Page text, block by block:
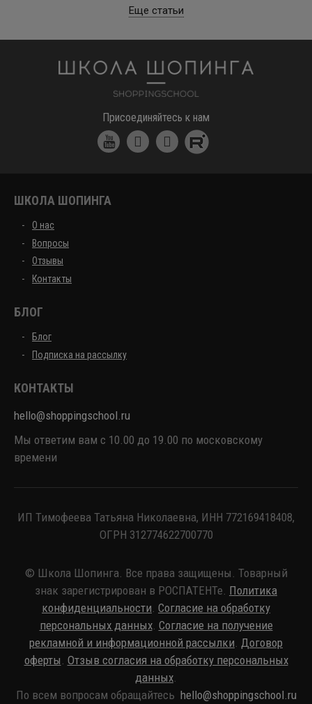
Еще статьи
Присоединяйтесь к нам
ШКОЛА ШОПИНГА
О нас
Вопросы
Отзывы
Контакты
БЛОГ
Блог
Подписка на рассылку
КОНТАКТЫ
hello@shoppingschool.ru
Мы ответим вам с 10.00 до 19.00 по московскому
времени
ИП Тимофеева Татьяна Николаевна, ИНН 772169418408,
ОГРН 312774622700770
© Школа Шопинга. Все права защищены. Товарный
знак зарегистрирован в РОСПАТЕНТе. Политика
конфиденциальности Согласие на обработку
персональных данных. Согласие на получение
рекламной и информационной рассылки Договор
оферты Отзыв согласия на обработку персональных
данных
По всем вопросам обращайтесь hello@shoppingschool.ru